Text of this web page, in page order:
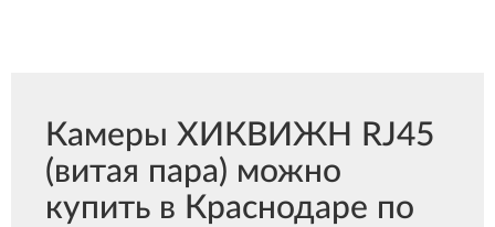
Камеры ХИКВИЖН RJ45
(витая пара) можно
купить в Краснодаре по